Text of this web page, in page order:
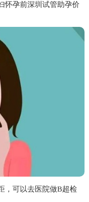
怀孕前深圳试管助孕价
，可以去医院做B超检